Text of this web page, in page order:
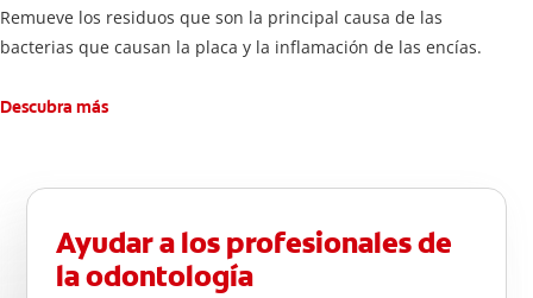
Remueve los residuos que son la principal causa de las
bacterias que causan la placa y la inflamación de las encías.
Descubra más
Ayudar a los profesionales de
la odontología